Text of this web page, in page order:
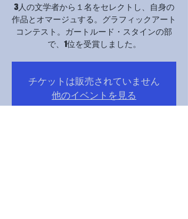
3人の文学者から１名をセレクトし、自身の
作品とオマージュする。グラフィックアート
コンテスト。ガートルード・スタインの部
で、1位を受賞しました。
チケットは販売されていません
他のイベントを見る